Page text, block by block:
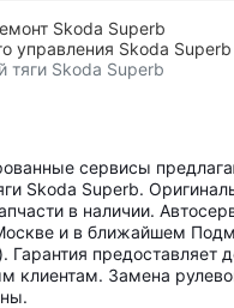
Skoda Superb
управления Skoda Superb
тяги Skoda Superb
сервисы
Skoda Superb.
в наличии.
и в ближайшем
предоставляет
клиентам. Замена